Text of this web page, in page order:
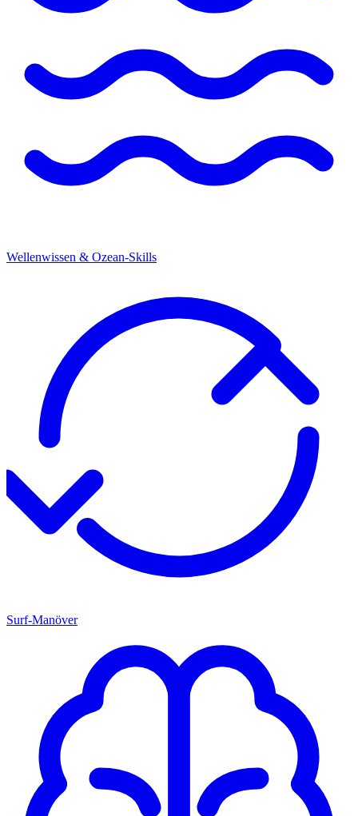
Wellenwissen & Ozean-Skills
Surf-Manöver